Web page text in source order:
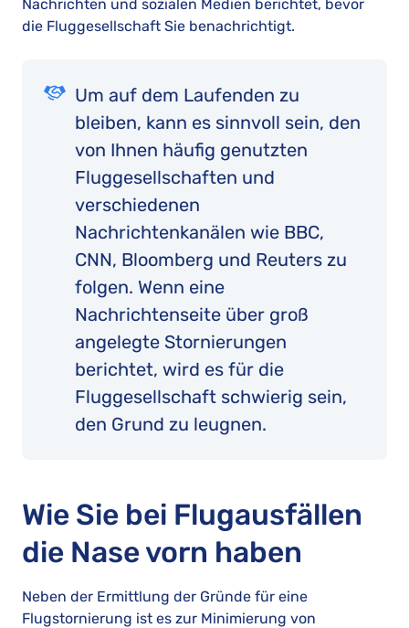
Nachrichten und sozialen Medien berichtet, bevor
die Fluggesellschaft Sie benachrichtigt.
Um auf dem Laufenden zu
bleiben, kann es sinnvoll sein, den
von Ihnen häufig genutzten
Fluggesellschaften und
verschiedenen
Nachrichtenkanälen wie BBC,
CNN, Bloomberg und Reuters zu
folgen. Wenn eine
Nachrichtenseite über groß
angelegte Stornierungen
berichtet, wird es für die
Fluggesellschaft schwierig sein,
den Grund zu leugnen.
Wie Sie bei Flugausfällen
die Nase vorn haben
Neben der Ermittlung der Gründe für eine
Flugstornierung ist es zur Minimierung von